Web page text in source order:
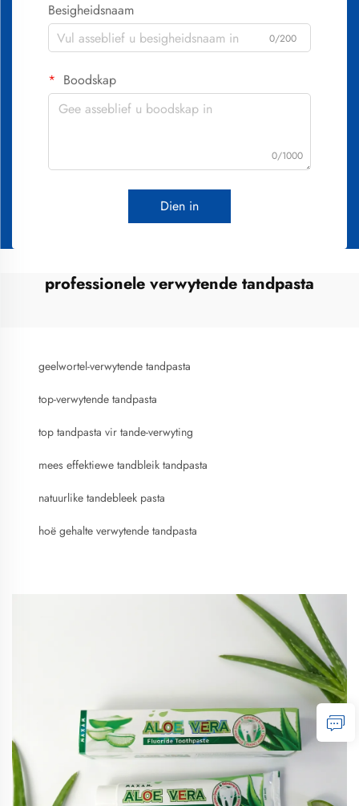
Besigheidsnaam
0/200
Boodskap
0/1000
Dien in
professionele verwytende tandpasta
geelwortel-verwytende tandpasta
top-verwytende tandpasta
top tandpasta vir tande-verwyting
mees effektiewe tandbleik tandpasta
natuurlike tandebleek pasta
hoë gehalte verwytende tandpasta